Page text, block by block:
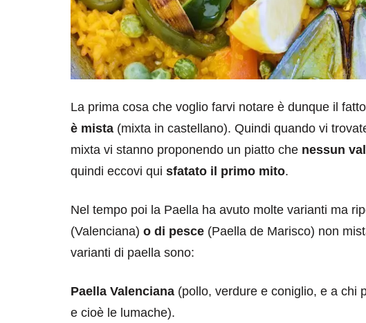
La prima cosa che voglio farvi notare è dunque il
è mista (mixta in castellano). Quindi quando vi
mixta vi stanno proponendo un piatto che nessun
quindi eccovi qui sfatato il primo mito.
Nel tempo poi la Paella ha avuto molte varianti ma
(Valenciana) o di pesce (Paella de Marisco) non
varianti di paella sono:
Paella Valenciana (pollo, verdure e coniglio, e a chi
e cioè le lumache).
il Louvre in
di 4 ore
Paros e la Grecia di
Immaturi il Viaggio
Giugno 26, 2013